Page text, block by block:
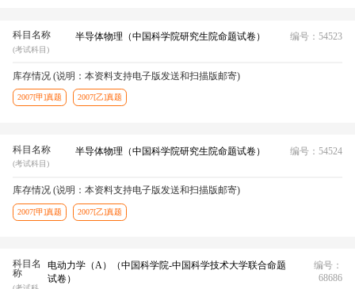
科目名称
(考试科目)
半导体物理（中国科学院研究生院命题试卷） 编号：54523
库存情况 (说明：本资料支持电子版发送和扫描版邮寄)
2007[甲]真题 2007[乙]真题
科目名称
(考试科目)
半导体物理（中国科学院研究生院命题试卷） 编号：54524
库存情况 (说明：本资料支持电子版发送和扫描版邮寄)
2007[甲]真题 2007[乙]真题
科目名
称
电动力学（A）（中国科学院-中国科学技术大学联合命题
试卷）
编号：
68686